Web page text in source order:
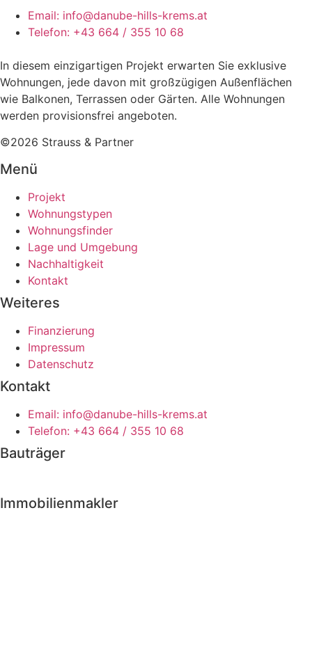
Email: info@danube-hills-krems.at
Telefon: +43 664 / 355 10 68
In diesem einzigartigen Projekt erwarten Sie exklusive
Wohnungen, jede davon mit großzügigen Außenflächen
wie Balkonen, Terrassen oder Gärten. Alle Wohnungen
werden provisionsfrei angeboten.
©2026 Strauss & Partner
Menü
Projekt
Wohnungstypen
Wohnungsfinder
Lage und Umgebung
Nachhaltigkeit
Kontakt
Weiteres
Finanzierung
Impressum
Datenschutz
Kontakt
Email: info@danube-hills-krems.at
Telefon: +43 664 / 355 10 68
Bauträger
Immobilienmakler